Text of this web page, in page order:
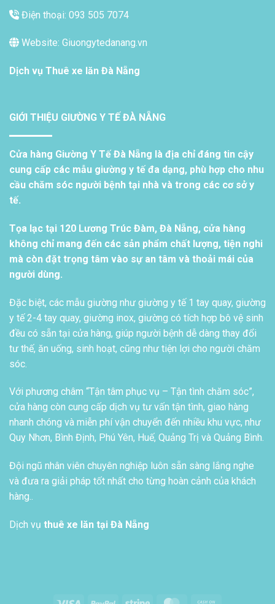
Điện thoại: 093 505 7074
Website: Giuongytedanang.vn
Dịch vụ Thuê xe lăn Đà Nẵng
GIỚI THIỆU GIƯỜNG Y TẾ ĐÀ NẴNG
Cửa hàng Giường Y Tế Đà Nẵng là địa chỉ đáng tin cậy
cung cấp các mẫu giường y tế đa dạng, phù hợp cho nhu
cầu chăm sóc người bệnh tại nhà và trong các cơ sở y
tế.
Tọa lạc tại 120 Lương Trúc Đàm, Đà Nẵng, cửa hàng
không chỉ mang đến các sản phẩm chất lượng, tiện nghi
mà còn đặt trọng tâm vào sự an tâm và thoải mái của
người dùng.
Đặc biệt, các mẫu giường như giường y tế 1 tay quay, giường
y tế 2-4 tay quay, giường inox, giường có tích hợp bô vệ sinh
đều có sẵn tại cửa hàng, giúp người bệnh dễ dàng thay đổi
tư thế, ăn uống, sinh hoạt, cũng như tiện lợi cho người chăm
sóc.
Với phương châm “Tận tâm phục vụ – Tận tình chăm sóc”,
cửa hàng còn cung cấp dịch vụ tư vấn tận tình, giao hàng
nhanh chóng và miễn phí vận chuyển đến nhiều khu vực, như
Quy Nhơn, Bình Định, Phú Yên, Huế, Quảng Trị và Quảng Bình.
Đội ngũ nhân viên chuyên nghiệp luôn sẵn sàng lắng nghe
và đưa ra giải pháp tốt nhất cho từng hoàn cảnh của khách
hàng..
Dịch vụ thuê xe lăn tại Đà Nẵng